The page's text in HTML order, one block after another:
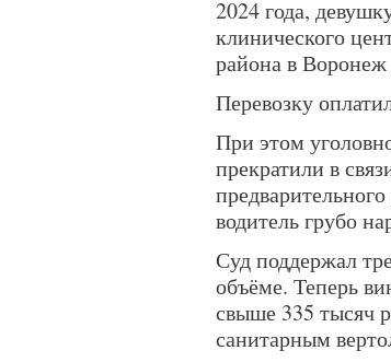
2024 года,
клинического
района в Воронеж
Перевозку
При этом
прекратили в
водитель грубо
Суд поддержал
объёме. Теперь
свыше 335 тысяч
санитарным